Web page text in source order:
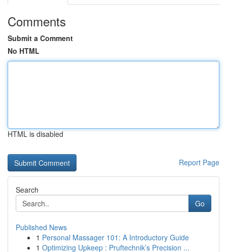
Comments
Submit a Comment
No HTML
HTML is disabled
Report Page
Search
Go
Published News
1 Personal Massager 101: A Introductory Guide
1 Optimizing Upkeep : Pruftechnik’s Precision ...